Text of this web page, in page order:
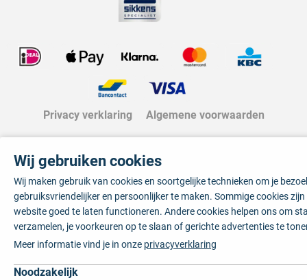
Privacy verklaring Algemene voorwaarden
Wij gebruiken cookies
Wij maken gebruik van cookies en soortgelijke technieken om je
gebruiksvriendelijker en persoonlijker te maken. Sommige cookies
website goed te laten functioneren. Andere cookies helpen ons om
verzamelen, je voorkeuren op te slaan of gerichte advertenties te
Meer informatie vind je in onze privacyverklaring
Noodzakelijk